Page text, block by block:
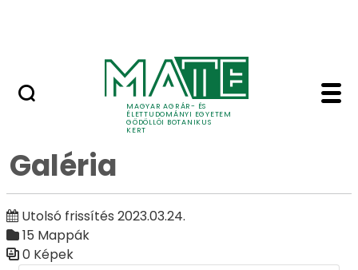
MAGYAR AGRÁR- ÉS
ÉLETTUDOMÁNYI EGYETEM
GÖDÖLLŐI BOTANIKUS
KERT
Galéria - Galéria -
Galéria
Galéria
Utolsó frissítés 2023.03.24.
15 Mappák
0 Képek